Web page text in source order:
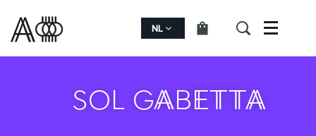
NL Menu
SOL GABETTA